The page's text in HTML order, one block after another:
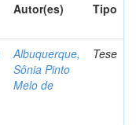
Autor(es) Tipo
Albuquerque,
Sônia Pinto
Melo de
Tese